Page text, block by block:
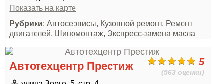
Показать на карте
Рубрики: Автосервисы, Кузовной ремонт, Ремонт
двигателей, Шиномонтаж, Экспресс-замена масла
5
(563 оценки)
Автотехцентр Престиж